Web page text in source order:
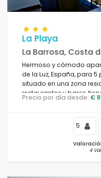
La Playa
La Barrosa, Costa
Hermoso y cómodo
de la Luz, España, para
situado en una zona
restaurantes y bares,
m de la playa de La
Precio por día desde: €
5
4